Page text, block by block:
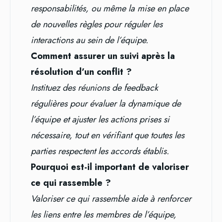
responsabilités, ou même la mise en place
de nouvelles règles pour réguler les
interactions au sein de l’équipe.
Comment assurer un suivi après la
résolution d’un conflit ?
Instituez des réunions de feedback
régulières pour évaluer la dynamique de
l’équipe et ajuster les actions prises si
nécessaire, tout en vérifiant que toutes les
parties respectent les accords établis.
Pourquoi est-il important de valoriser
ce qui rassemble ?
Valoriser ce qui rassemble aide à renforcer
les liens entre les membres de l’équipe,